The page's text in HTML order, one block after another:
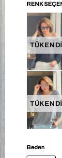
TÜKENDI
TÜKENDI
Beden